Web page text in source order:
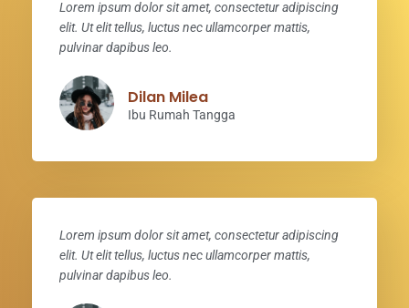
Lorem ipsum dolor sit amet, consectetur adipiscing
elit. Ut elit tellus, luctus nec ullamcorper mattis,
pulvinar dapibus leo.
Dilan Milea
Ibu Rumah Tangga
Lorem ipsum dolor sit amet, consectetur adipiscing
elit. Ut elit tellus, luctus nec ullamcorper mattis,
pulvinar dapibus leo.